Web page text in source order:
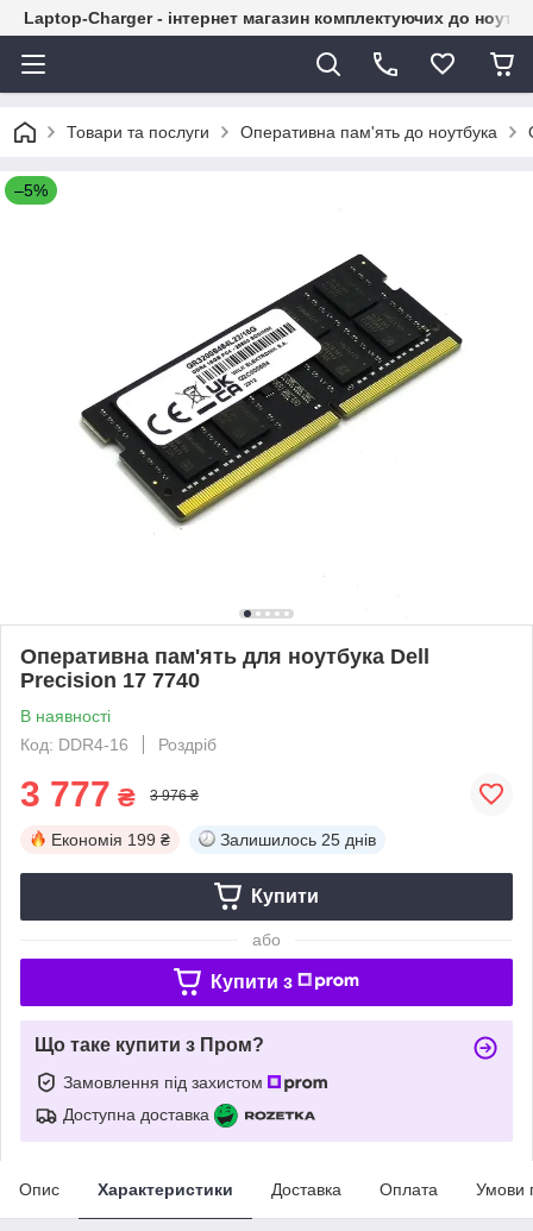
Laptop-Charger - інтернет магазин комплектуючих до
Товари та послуги Оперативна пам'ять до ноутбука
–5%
Оперативна пам'ять для ноутбука Dell
Precision 17 7740
В наявності
Код: DDR4-16
Роздріб
3 777 ₴ 3 976 ₴
Економія 199 ₴ Залишилось 25 днів
Купити
або
Купити з
Що таке купити з Пром?
Замовлення під захистом
Доступна доставка
Опис Характеристики Доставка Оплата Умови